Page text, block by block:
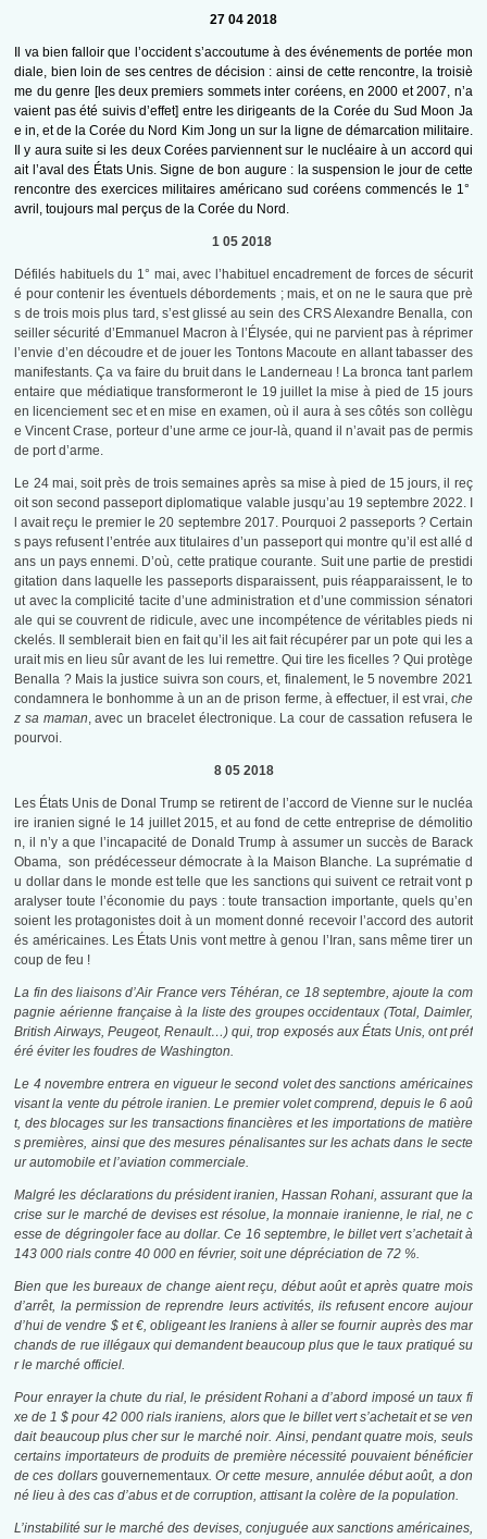
27 04 2018
Il va bien falloir que l’occident s’accoutume à des événements de portée mon
diale, bien loin de ses centres de décision : ainsi de cette rencontre, la troisiè
me du genre [les deux premiers sommets inter coréens, en 2000 et 2007, n’a
vaient pas été suivis d’effet] entre les dirigeants de la Corée du Sud Moon Ja
e in, et de la Corée du Nord Kim Jong un sur la ligne de démarcation militaire.
Il y aura suite si les deux Corées parviennent sur le nucléaire à un accord qui
ait l’aval des États Unis. Signe de bon augure : la suspension le jour de cette
rencontre des exercices militaires américano sud coréens commencés le 1°
avril, toujours mal perçus de la Corée du Nord.
1 05 2018
Défilés habituels du 1° mai, avec l’habituel encadrement de forces de sécurit
é pour contenir les éventuels débordements ; mais, et on ne le saura que prè
s de trois mois plus tard, s’est glissé au sein des CRS Alexandre Benalla, con
seiller sécurité d’Emmanuel Macron à l’Élysée, qui ne parvient pas à réprimer
l’envie d’en découdre et de jouer les Tontons Macoute en allant tabasser des
manifestants. Ça va faire du bruit dans le Landerneau ! La bronca tant parlem
entaire que médiatique transformeront le 19 juillet la mise à pied de 15 jours
en licenciement sec et en mise en examen, où il aura à ses côtés son collègu
e Vincent Crase, porteur d’une arme ce jour-là, quand il n’avait pas de permis
de port d’arme.
Le 24 mai, soit près de trois semaines après sa mise à pied de 15 jours, il reç
oit son second passeport diplomatique valable jusqu’au 19 septembre 2022. I
l avait reçu le premier le 20 septembre 2017. Pourquoi 2 passeports ? Certain
s pays refusent l’entrée aux titulaires d’un passeport qui montre qu’il est allé d
ans un pays ennemi. D’où, cette pratique courante. Suit une partie de prestidi
gitation dans laquelle les passeports disparaissent, puis réapparaissent, le to
ut avec la complicité tacite d’une administration et d’une commission sénatori
ale qui se couvrent de ridicule, avec une incompétence de véritables pieds ni
ckelés. Il semblerait bien en fait qu’il les ait fait récupérer par un pote qui les a
urait mis en lieu sûr avant de les lui remettre. Qui tire les ficelles ? Qui protège
Benalla ? Mais la justice suivra son cours, et, finalement, le 5 novembre 2021
condamnera le bonhomme à un an de prison ferme, à effectuer, il est vrai, che
z sa maman, avec un bracelet électronique. La cour de cassation refusera le
pourvoi.
8 05 2018
Les États Unis de Donal Trump se retirent de l’accord de Vienne sur le nucléa
ire iranien signé le 14 juillet 2015, et au fond de cette entreprise de démolitio
n, il n’y a que l’incapacité de Donald Trump à assumer un succès de Barack
Obama, son prédécesseur démocrate à la Maison Blanche. La suprématie d
u dollar dans le monde est telle que les sanctions qui suivent ce retrait vont p
aralyser toute l’économie du pays : toute transaction importante, quels qu’en
soient les protagonistes doit à un moment donné recevoir l’accord des autorit
és américaines. Les États Unis vont mettre à genou l’Iran, sans même tirer un
coup de feu !
La fin des liaisons d’Air France vers Téhéran, ce 18 septembre, ajoute la com
pagnie aérienne française à la liste des groupes occidentaux (Total, Daimler,
British Airways, Peugeot, Renault…) qui, trop exposés aux États Unis, ont préf
éré éviter les foudres de Washington.
Le 4 novembre entrera en vigueur le second volet des sanctions américaines
visant la vente du pétrole iranien. Le premier volet comprend, depuis le 6 aoû
t, des blocages sur les transactions financières et les importations de matière
s premières, ainsi que des mesures pénalisantes sur les achats dans le secte
ur automobile et l’aviation commerciale.
Malgré les déclarations du président iranien, Hassan Rohani, assurant que la
crise sur le marché de devises est résolue, la monnaie iranienne, le rial, ne c
esse de dégringoler face au dollar. Ce 16 septembre, le billet vert s’achetait à
143 000 rials contre 40 000 en février, soit une dépréciation de 72 %.
Bien que les bureaux de change aient reçu, début août et après quatre mois
d’arrêt, la permission de reprendre leurs activités, ils refusent encore aujour
d’hui de vendre $ et €, obligeant les Iraniens à aller se fournir auprès des mar
chands de rue illégaux qui demandent beaucoup plus que le taux pratiqué su
r le marché officiel.
Pour enrayer la chute du rial, le président Rohani a d’abord imposé un taux fi
xe de 1 $ pour 42 000 rials iraniens, alors que le billet vert s’achetait et se ven
dait beaucoup plus cher sur le marché noir. Ainsi, pendant quatre mois, seuls
certains importateurs de produits de première nécessité pouvaient bénéficier
de ces dollars gouvernementaux. Or cette mesure, annulée début août, a don
né lieu à des cas d’abus et de corruption, attisant la colère de la population.
L’instabilité sur le marché des devises, conjuguée aux sanctions américaines,